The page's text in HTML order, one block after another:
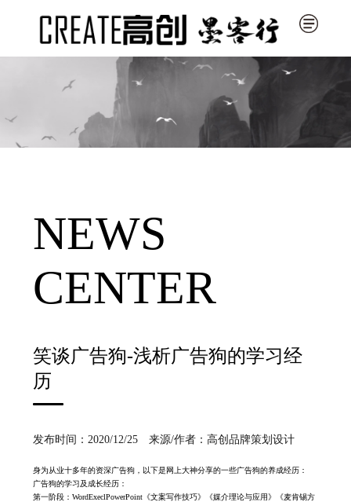
NEWS
CENTER
笑谈广告狗-浅析广告狗的学习经
历
发布时间：2020/12/25 来源/作者：高创品牌策划设计
身为从业十多年的资深广告狗，以下是网上大神分享的一些广告狗的养成经历：
广告狗的学习及成长经历：
第一阶段：WordExeclPowerPoint《文案写作技巧》《媒介理论与应用》《麦肯锡方